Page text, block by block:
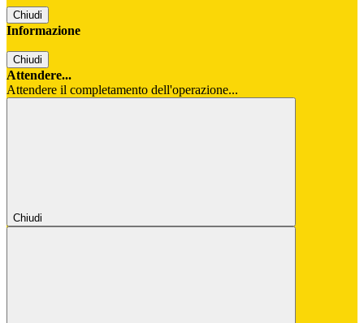
Chiudi
Informazione
Chiudi
Attendere...
Attendere il completamento dell'operazione...
Chiudi